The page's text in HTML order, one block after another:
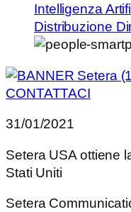
Intelligenza
Distribuzione
CONTATTACI
31/01/2021
Setera USA ottiene
Stati Uniti
Setera